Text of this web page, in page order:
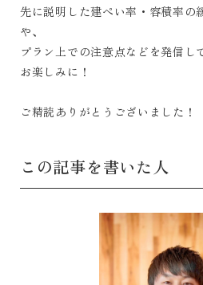
先に説明した建ぺい率・容積率の
や、
プラン上での注意点などを発信し
お楽しみに！
ご精読ありがとうございました！
この記事を書いた人